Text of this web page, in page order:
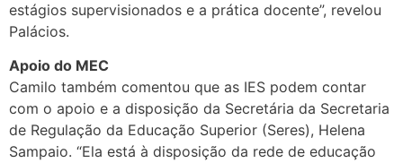
estágios supervisionados e a prática docente”, revelou
Palácios.
Apoio do MEC
Camilo também comentou que as IES podem contar
com o apoio e a disposição da Secretária da Secretaria
de Regulação da Educação Superior (Seres), Helena
Sampaio. “Ela está à disposição da rede de educação